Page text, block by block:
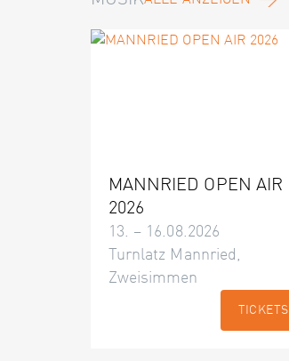
MANNRIED OPEN AIR
2026
13. – 16.08.2026
Turnlatz Mannried,
Zweisimmen
TICKETS